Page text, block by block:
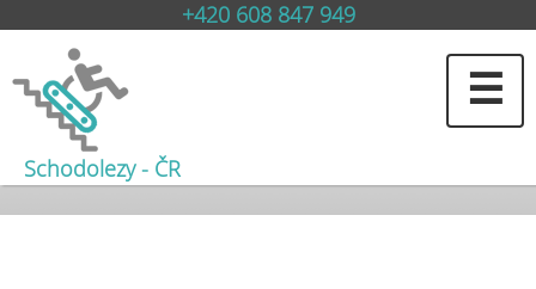
Schodolezy - ČR
+420 608 847 949
☰